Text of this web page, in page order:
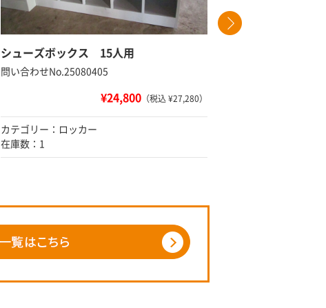
シューズボックス 15人用
問い合わせNo.25080405
¥24,800 （税込 ¥27,280）
カテゴリー：ロッカー
在庫数：1